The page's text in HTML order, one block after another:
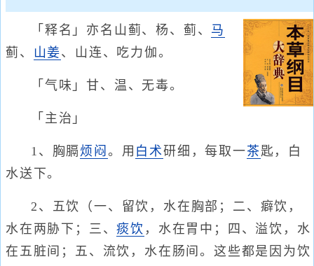
「释名」亦名山蓟、杨、蓟、 马
蓟、
山姜、山连、吃力伽。
「气味」甘、温、无毒。
「主治」
1、胸膈 烦闷 。用 白术研细，每取一茶匙，白
水送下。
2、五饮（一、留饮，水在胸部；二、癖饮，
水在两胁下；三、痰饮 ，水在胃中；四、溢饮，水
在五脏间；五、流饮，水在肠间。这些都是因为饮